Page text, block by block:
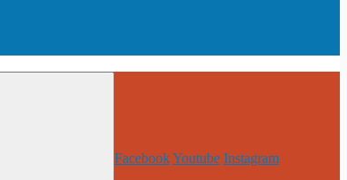
FacebookYoutube Instagram